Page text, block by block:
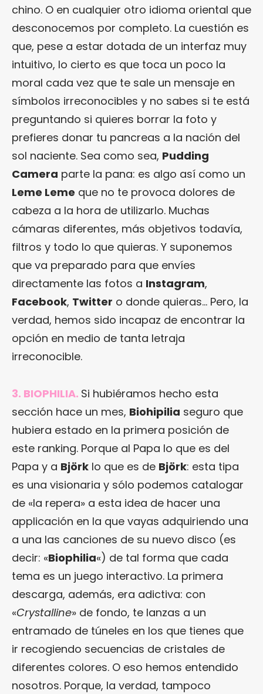
chino. O en cualquier otro idioma oriental que
desconocemos por completo. La cuestión es
que, pese a estar dotada de un interfaz muy
intuitivo, lo cierto es que toca un poco la
moral cada vez que te sale un mensaje en
símbolos irreconocibles y no sabes si te está
preguntando si quieres borrar la foto y
prefieres donar tu pancreas a la nación del
sol naciente. Sea como sea, Pudding
Camera parte la pana: es algo así como un
Leme Leme que no te provoca dolores de
cabeza a la hora de utilizarlo. Muchas
cámaras diferentes, más objetivos todavía,
filtros y todo lo que quieras. Y suponemos
que va preparado para que envíes
directamente las fotos a Instagram,
Facebook, Twitter o donde quieras… Pero, la
verdad, hemos sido incapaz de encontrar la
opción en medio de tanta letraja
irreconocible.
3. BIOPHILIA. Si hubiéramos hecho esta
sección hace un mes, Biohipilia seguro que
hubiera estado en la primera posición de
este ranking. Porque al Papa lo que es del
Papa y a Björk lo que es de Björk: esta tipa
es una visionaria y sólo podemos catalogar
de «la repera» a esta idea de hacer una
applicación en la que vayas adquiriendo una
a una las canciones de su nuevo disco (es
decir: «Biophilia«) de tal forma que cada
tema es un juego interactivo. La primera
descarga, además, era adictiva: con
«Crystalline» de fondo, te lanzas a un
entramado de túneles en los que tienes que
ir recogiendo secuencias de cristales de
diferentes colores. O eso hemos entendido
nosotros. Porque, la verdad, tampoco